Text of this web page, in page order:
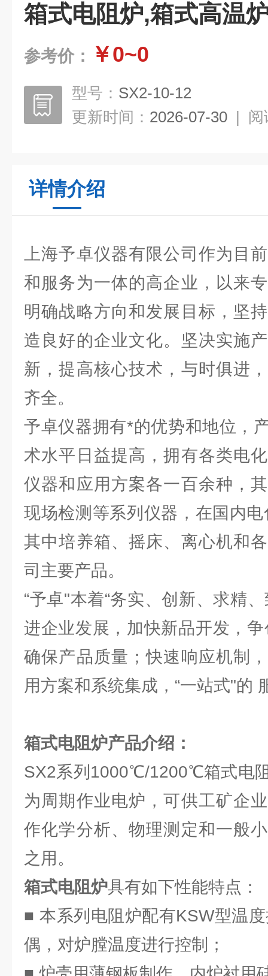
箱式电阻炉,箱式高温
参考价： ￥0~0
型号： SX2-10-12
更新时间： 2026-07-30 | 阅
详情介绍
上海予卓仪器有限公司作为目
和服务为一体的高企业，以来
明确战略方向和发展目标，坚
造良好的企业文化。坚决实施
新，提高核心技术，与时俱进
齐全。
予卓仪器拥有*的优势和地位，
术水平日益提高，拥有各类电
仪器和应用方案各一百余种，
现场检测等系列仪器，在国内
其中培养箱、摇床、离心机和
司主要产品。
“予卓"本着“务实、创新、求精
进企业发展，加快新品开发，
确保产品质量；快速响应机制
用方案和系统集成，“一站式"的
箱式电阻炉产品介绍：
SX2系列1000℃/1200℃箱式电
为周期作业电炉，可供工矿企
作化学分析、物理测定和一般
之用。
箱式电阻炉具有如下性能特点：
■ 本系列电阻炉配有KSW型温
偶，对炉膛温度进行控制；